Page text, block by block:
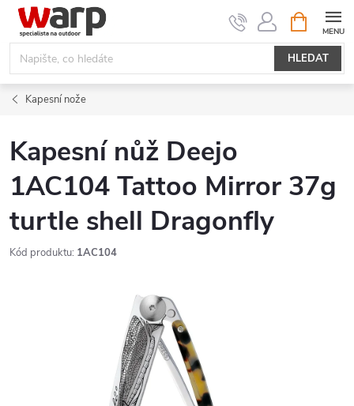
Přejít
obsah
HLEDAT
NÁKUPNÍ
KOŠÍK
Kapesní nože
Kapesní nůž Deejo
1AC104 Tattoo Mirror 37g
turtle shell Dragonfly
Kód produktu: 1AC104